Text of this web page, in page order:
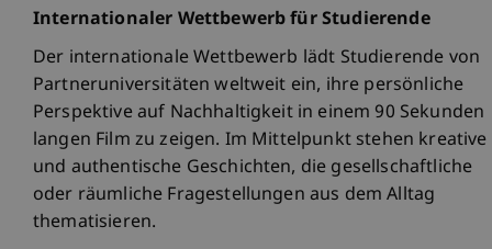
Internationaler Wettbewerb für Studierende
Der internationale Wettbewerb lädt Studierende von
Partneruniversitäten weltweit ein, ihre persönliche
Perspektive auf Nachhaltigkeit in einem 90 Sekunden
langen Film zu zeigen. Im Mittelpunkt stehen kreative
und authentische Geschichten, die gesellschaftliche
oder räumliche Fragestellungen aus dem Alltag
thematisieren.